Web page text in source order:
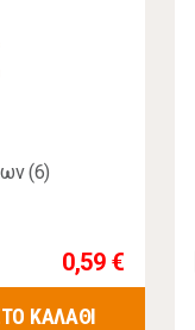
(6)
0,59 €
ΚΑΛΑΘΙ